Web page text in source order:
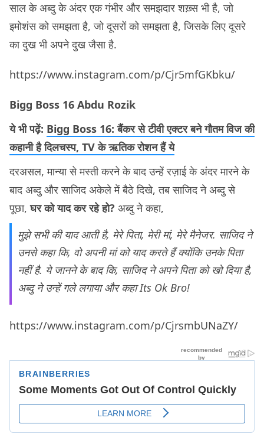
साल के अब्दु के अंदर एक गंभीर और समझदार शख़्स भी है, जो
इमोशंस को समझता है, जो दूसरों को समझता है, जिसके लिए दूसरे
का दुख भी अपने दुख जैसा है.
https://www.instagram.com/p/Cjr5mfGKbku/
Bigg Boss 16 Abdu Rozik
ये भी पढ़ें: Bigg Boss 16: बैंकर से टीवी एक्टर बने गौतम विज की
कहानी है दिलचस्प, TV के ऋतिक रोशन हैं ये
दरअसल, मान्या से मस्ती करने के बाद उन्हें रज़ाई के अंदर मारने के
बाद अब्दु और साजिद अकेले में बैठे दिखे, तब साजिद ने अब्दु से
पूछा,घर को याद कर रहे हो? अब्दु ने कहा,
मुझे सभी की याद आती है, मेरे पिता, मेरी मां, मेरे मैनेजर. साजिद ने
उनसे कहा कि, वो अपनी मां को याद करते हैं क्योंकि उनके पिता
नहीं है. ये जानने के बाद कि, साजिद ने अपने पिता को खो दिया है,
अब्दु ने उन्हें गले लगाया और कहा Its Ok Bro!
https://www.instagram.com/p/CjrsmbUNaZY/